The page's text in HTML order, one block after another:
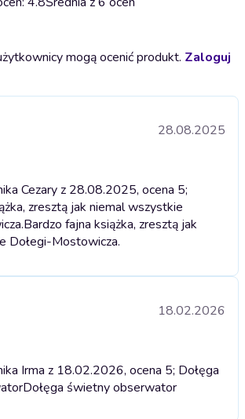
mogą ocenić produkt. Zaloguj
28.08.2025
Cezary z 28.08.2025, ocena 5;
zresztą jak niemal wszystkie
Bardzo fajna książka, zresztą jak
Dołegi-Mostowicza.
18.02.2026
Irma z 18.02.2026, ocena 5; Dołęga
Dołęga świetny obserwator